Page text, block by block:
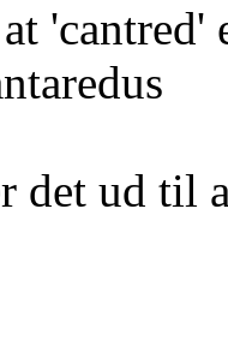
'cantred'
det ud